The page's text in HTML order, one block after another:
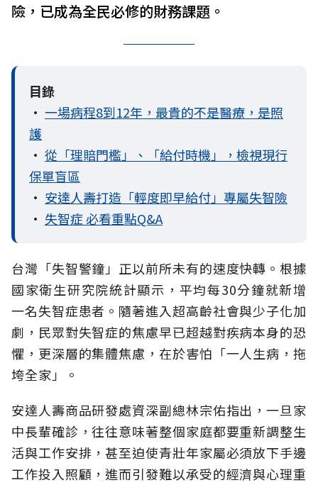
險，已成為全民必修的財務課題。
目錄
• 一場病程8到12年，最貴的不是醫療，是照
護
• 從「理賠門檻」、「給付時機」，檢視現行
保單盲區
• 安達人壽打造「輕度即早給付」專屬失智險
• 失智症 必看重點Q&A
台灣「失智警鐘」正以前所未有的速度快轉。根據
國家衛生研究院統計顯示，平均每30分鐘就新增
一名失智症患者。隨著進入超高齡社會與少子化加
劇，民眾對失智症的焦慮早已超越對疾病本身的恐
懼，更深層的集體焦慮，在於害怕「一人生病，拖
垮全家」。
安達人壽商品研發處資深副總林宗佑指出，一旦家
中長輩確診，往往意味著整個家庭都要重新調整生
活與工作安排，甚至迫使青壯年家屬必須放下手邊
工作投入照顧，進而引發難以承受的經濟與心理重